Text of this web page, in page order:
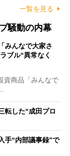
一覧を見る
騒動の内幕
みんなで大家さ
ブル“異常なく
資商品「みんなで
転した“成田プロ
手“内部議事録”で